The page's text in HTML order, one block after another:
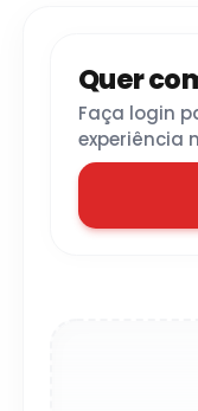
Quer
Faça login
experiência